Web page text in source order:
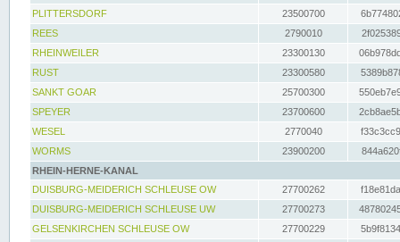
PLITTERSDORF
23500700
REES
2790010
RHEINWEILER
23300130
RUST
23300580
SANKT GOAR
25700300
SPEYER
23700600
WESEL
2770040
WORMS
23900200
RHEIN-HERNE-KANAL
DUISBURG-MEIDERICH SCHLEUSE OW
27700262
DUISBURG-MEIDERICH SCHLEUSE UW
27700273
GELSENKIRCHEN SCHLEUSE OW
27700229